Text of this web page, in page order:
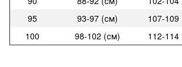
95
93-97 (см) 107-109
100
98-102 (см) 112-114